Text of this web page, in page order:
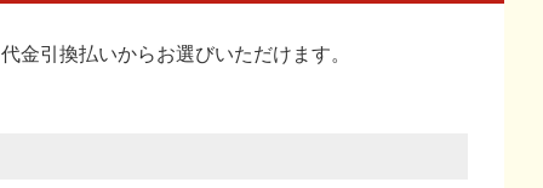
金引換払いからお選びいただけます。